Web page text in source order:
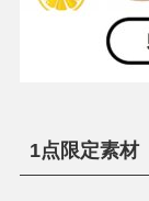
1点限定素材